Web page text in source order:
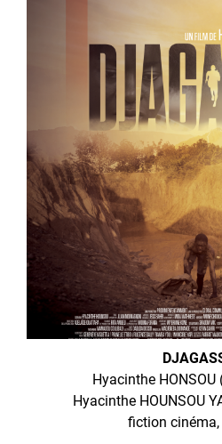
Hyacinthe HONSOU
Hyacinthe HOUNSOU
fiction